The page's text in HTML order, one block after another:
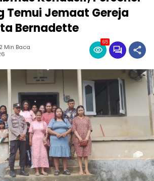
Temui Jemaat Gereja
Bernadette
2 Min Baca
65